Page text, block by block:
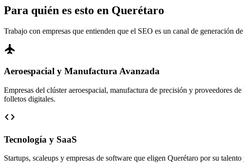
Para quién es esto en Querétaro
Trabajo con empresas que entienden que el SEO es un canal de generación
flight
Aeroespacial y Manufactura Avanzada
Empresas del clúster aeroespacial, manufactura de precisión y proveedores
folletos digitales.
code
Tecnología y SaaS
Startups, scaleups y empresas de software que eligen Querétaro por su